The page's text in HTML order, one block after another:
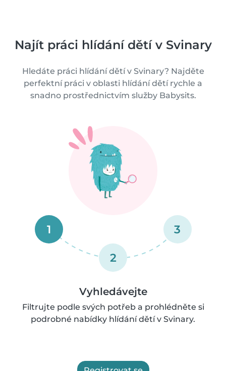
Najít práci hlídání dětí v Svinary
Hledáte práci hlídání dětí v Svinary? Najděte
perfektní práci v oblasti hlídání dětí rychle a
snadno prostřednictvím služby Babysits.
1
2
3
Vyhledávejte
Filtrujte podle svých potřeb a prohlédněte si
podrobné nabídky hlídání dětí v Svinary.